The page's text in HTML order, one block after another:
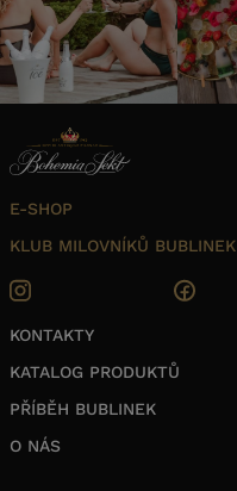
E-SHOP
KLUB MILOVNÍKŮ BUBLINEK
KONTAKTY
KATALOG PRODUKTŮ
PŘÍBĚH BUBLINEK
O NÁS